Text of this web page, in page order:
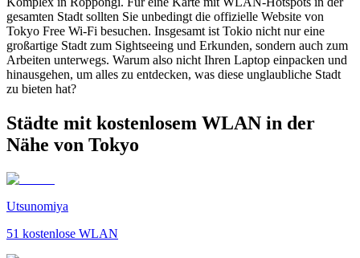
gesamten Stadt sollten Sie unbedingt die offizielle Website von
Tokyo Free Wi-Fi besuchen. Insgesamt ist Tokio nicht nur eine
großartige Stadt zum Sightseeing und Erkunden, sondern auch zum
Arbeiten unterwegs. Warum also nicht Ihren Laptop einpacken und
hinausgehen, um alles zu entdecken, was diese unglaubliche Stadt
zu bieten hat?
Städte mit kostenlosem WLAN in der
Nähe von Tokyo
Utsunomiya
51 kostenlose WLAN